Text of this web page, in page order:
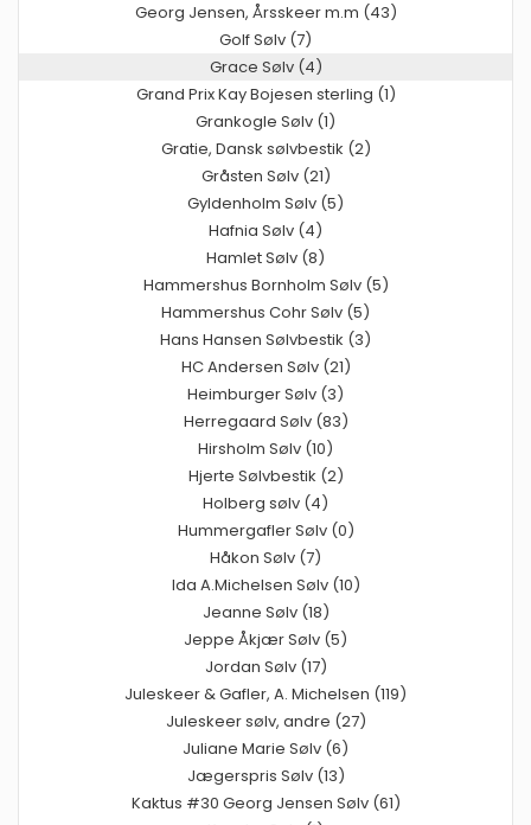
Georg Jensen, Årsskeer m.m (43)
Golf Sølv (7)
Grace Sølv (4)
Grand Prix Kay Bojesen sterling (1)
Grankogle Sølv (1)
Gratie, Dansk sølvbestik (2)
Gråsten Sølv (21)
Gyldenholm Sølv (5)
Hafnia Sølv (4)
Hamlet Sølv (8)
Hammershus Bornholm Sølv (5)
Hammershus Cohr Sølv (5)
Hans Hansen Sølvbestik (3)
HC Andersen Sølv (21)
Heimburger Sølv (3)
Herregaard Sølv (83)
Hirsholm Sølv (10)
Hjerte Sølvbestik (2)
Holberg sølv (4)
Hummergafler Sølv (0)
Håkon Sølv (7)
Ida A.Michelsen Sølv (10)
Jeanne Sølv (18)
Jeppe Åkjær Sølv (5)
Jordan Sølv (17)
Juleskeer & Gafler, A. Michelsen (119)
Juleskeer sølv, andre (27)
Juliane Marie Sølv (6)
Jægerspris Sølv (13)
Kaktus #30 Georg Jensen Sølv (61)